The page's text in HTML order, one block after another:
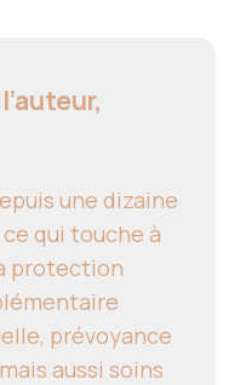
une dizaine
qui touche à
protection
prévoyance
aussi soins